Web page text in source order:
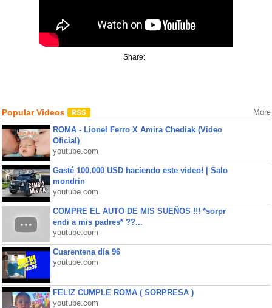
Share:
Popular Videos More
ROMA - Lionel Ferro X Amira Chediak (Video
Oficial)
youtube.com
Gasté 100,000 USD haciendo este video! | Salo
mondrin
youtube.com
COMPRE EL AUTO DE MIS SUEÑOS !!! *sorpr
endi a mis padres* ??...
youtube.com
Cuarentena día 96
youtube.com
FELIZ CUMPLE ROMA ( SORPRESA )
youtube.com